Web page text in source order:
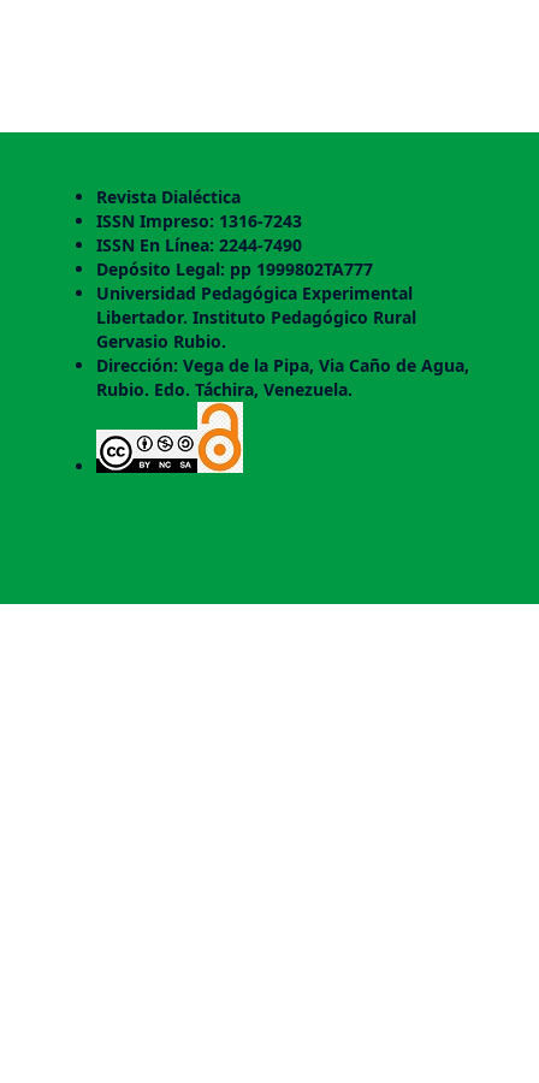
Revista Dialéctica
ISSN Impreso: 1316-7243
ISSN En Línea: 2244-7490
Depósito Legal: pp 1999802TA777
Universidad Pedagógica Experimental
Libertador. Instituto Pedagógico Rural
Gervasio Rubio.
Dirección: Vega de la Pipa, Via Caño de Agua,
Rubio. Edo. Táchira, Venezuela.